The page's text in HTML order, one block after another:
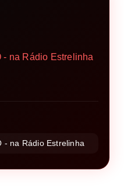
- na Rádio Estrelinha
- na Rádio Estrelinha